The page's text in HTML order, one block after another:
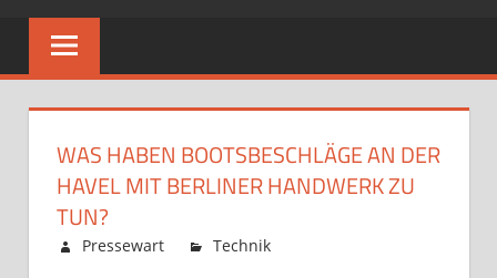
WAS HABEN BOOTSBESCHLÄGE AN DER
HAVEL MIT BERLINER HANDWERK ZU
TUN?
Februar 12, 2026
Pressewart Technik